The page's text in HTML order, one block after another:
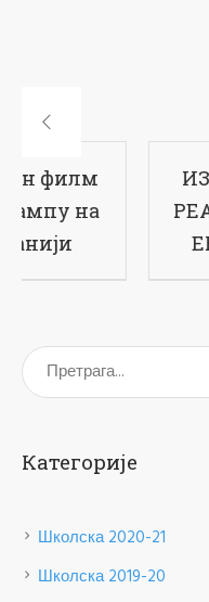
ИЗВЈЕШТАЈ О
РЕАЛИЗАЦИЈИ
ЕКО КАМПА
Категорије
Школска 2020-21
Школска 2019-20